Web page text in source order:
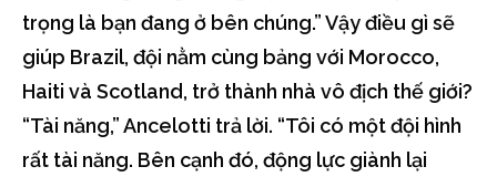
trọng là bạn đang ở bên chúng.” Vậy điều gì sẽ
giúp Brazil, đội nằm cùng bảng với Morocco,
Haiti và Scotland, trở thành nhà vô địch thế giới?
“Tài năng,” Ancelotti trả lời. “Tôi có một đội hình
rất tài năng. Bên cạnh đó, động lực giành lại